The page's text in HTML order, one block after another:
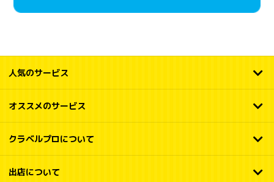
人気のサービス
オススメのサービス
クラベルプロについて
出店について